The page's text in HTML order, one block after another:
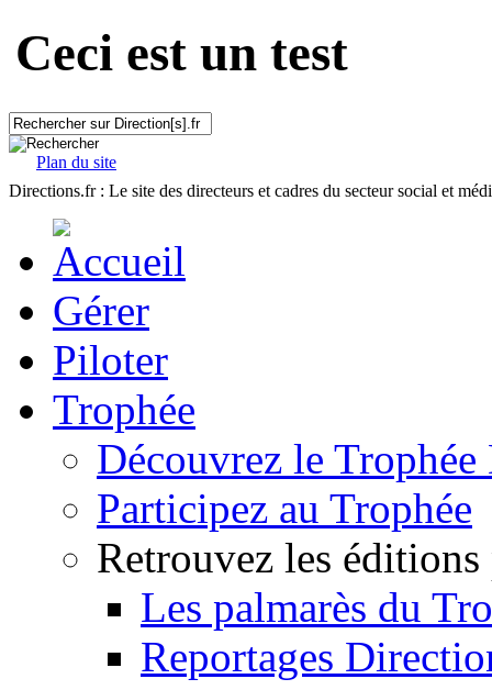
Ceci est un test
Plan du site
Directions.fr : Le site des directeurs et cadres du secteur social et
Gérer
Piloter
Trophée
Découvrez le
Participez au Trophée
Retrouvez les éditions
Les palmarès du
Reportages